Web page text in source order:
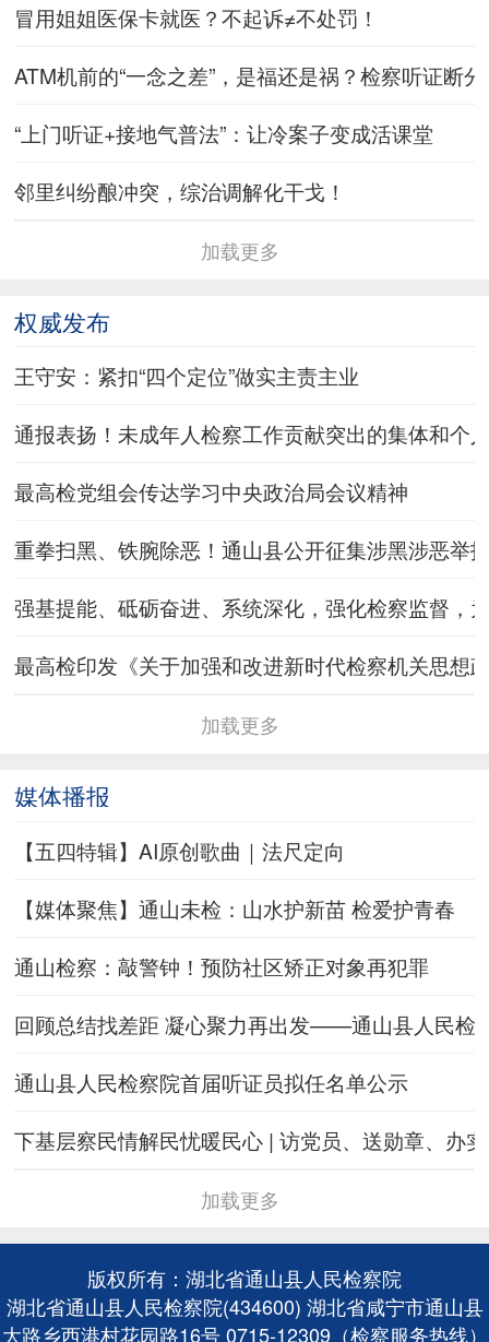
冒用姐姐医保卡就医？不起诉≠不处罚！
ATM机前的“一念之差”，是福还是祸？检察听证断
“上门听证+接地气普法”：让冷案子变成活课堂
邻里纠纷酿冲突，综治调解化干戈！
加载更多
权威发布
王守安：紧扣“四个定位”做实主责主业
通报表扬！未成年人检察工作贡献突出的集体和个
最高检党组会传达学习中央政治局会议精神
重拳扫黑、铁腕除恶！通山县公开征集涉黑涉恶举
强基提能、砥砺奋进、系统深化，强化检察监督，
最高检印发《关于加强和改进新时代检察机关思想
加载更多
媒体播报
【五四特辑】AI原创歌曲｜法尺定向
【媒体聚焦】通山未检：山水护新苗 检爱护青春
通山检察：敲警钟！预防社区矫正对象再犯罪
回顾总结找差距 凝心聚力再出发——通山县人民检
通山县人民检察院首届听证员拟任名单公示
下基层察民情解民忧暖民心 | 访党员、送勋章、办
加载更多
版权所有：湖北省通山县人民检察院
湖北省通山县人民检察院(434600) 湖北省咸宁市通山县
大路乡西港村花园路16号 0715-12309（检察服务热线）